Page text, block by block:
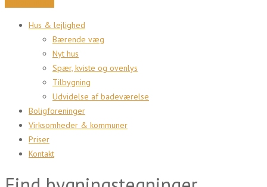
Hus & lejlighed
Bærende væg
Nyt hus
Spær, kviste og ovenlys
Tilbygning
Udvidelse af badeværelse
Boligforeninger
Virksomheder & kommuner
Priser
Kontakt